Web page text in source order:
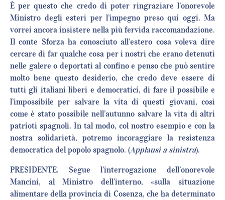
È per questo che credo di poter ringraziare l’onorevole
Ministro degli esteri per l’impegno preso qui oggi. Ma
vorrei ancora insistere nella più fervida raccomandazione.
Il conte Sforza ha conosciuto all’estero cosa voleva dire
cercare di far qualche cosa per i nostri che erano detenuti
nelle galere o deportati al confino e penso che può sentire
molto bene questo desiderio, che credo deve essere di
tutti gli italiani liberi e democratici, di fare il possibile e
l’impossibile per salvare la vita di questi giovani, così
come è stato possibile nell’autunno salvare la vita di altri
patrioti spagnoli. In tal modo, col nostro esempio e con la
nostra solidarietà, potremo incoraggiare la resistenza
democratica del popolo spagnolo. (Applausi a sinistra).
PRESIDENTE. Segue l’interrogazione dell’onorevole
Mancini, al Ministro dell’interno, «sulla situazione
alimentare della provincia di Cosenza, che ha determinato